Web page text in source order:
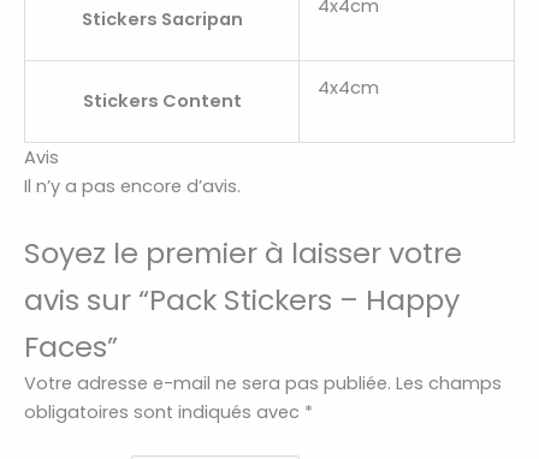
Stickers Sacripan
4x4cm
Stickers Content
4x4cm
Avis
Il n’y a pas encore d’avis.
Soyez le premier à laisser votre
avis sur “Pack Stickers – Happy
Faces”
Votre adresse e-mail ne sera pas publiée. Les champs
obligatoires sont indiqués avec *